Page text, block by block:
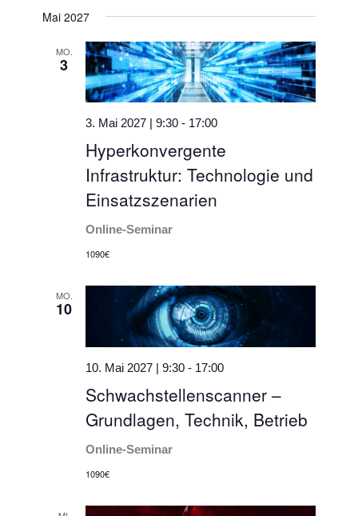
Mai 2027
MO.
3
Hyperkonvergente
Infrastruktur: Technologie und
Einsatzszenarien
3. Mai 2027 | 9:30 - 17:00
Online-Seminar
1090€
MO.
10
Schwachstellenscanner –
Grundlagen, Technik, Betrieb
10. Mai 2027 | 9:30 - 17:00
Online-Seminar
1090€